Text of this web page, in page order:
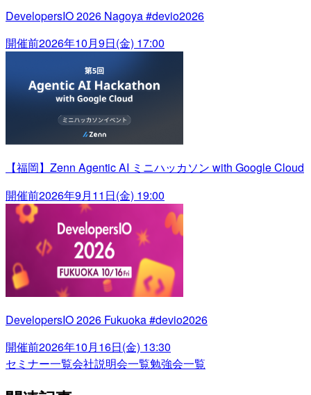
DevelopersIO 2026 Nagoya #devio2026
開催前2026年10月9日(金) 17:00
【福岡】Zenn Agentic AI ミニハッカソン with Google Cloud
開催前2026年9月11日(金) 19:00
DevelopersIO 2026 Fukuoka #devio2026
開催前2026年10月16日(金) 13:30
セミナー一覧会社説明会一覧勉強会一覧